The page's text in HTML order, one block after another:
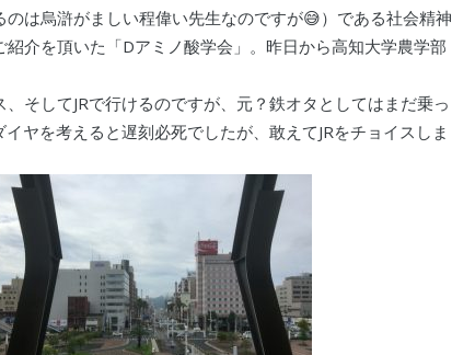
は烏滸がましい程偉い先生なのですが😅）である社会精神
介を頂いた「Dアミノ酸学会」。昨日から高知大学農学部
そしてJRで行けるのですが、元？鉄オタとしてはまだ乗っ
ヤを考えると遅刻必死でしたが、敢えてJRをチョイスしま